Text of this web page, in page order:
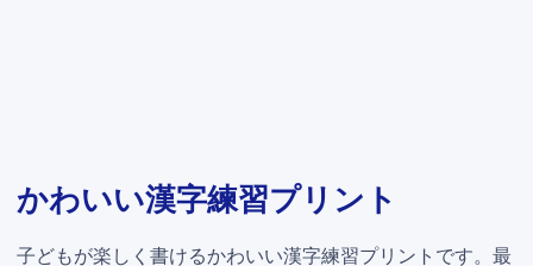
かわいい漢字練習プリント
子どもが楽しく書けるかわいい漢字練習プリントです。最